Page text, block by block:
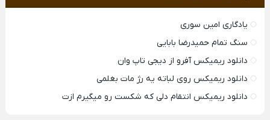
یادگاری امین سوری
سنگ تمام حمیدرضا بابایی
دانلود ریمیکس آفرو از ديجی تاپ وان
دانلود ریمیکس روی لباته یه رژ مات بغلمی
دانلود ریمیکس انتقام دلی که شکست رو میگیرم ازت